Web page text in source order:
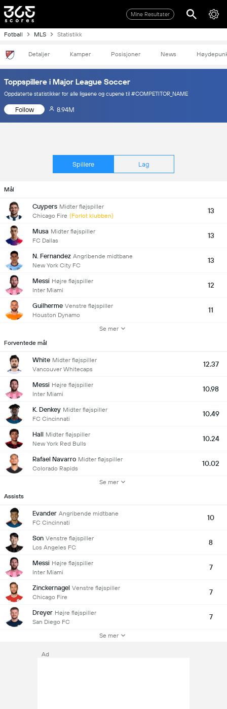
Mine Resultater
Fotball MLS Statistikk
Detaljer Kamper Posisjoner News
Toppspillere i Major League Soccer
Oppdaterte statistikker for alle ligaene og cupene til #COMPETITOR_NAME
Follow 8.94M
Spillere Lag
Mål
Cuypers Midter fløjspiller
Chicago Fire (Forlot klubben)
13
Musa Midter fløjspiller
FC Dallas
13
N. Fernandez Angribende midtbane
New York City FC
13
Messi Højre fløjspiller
Inter Miami
12
Guilherme Venstre fløjspiller
Houston Dynamo
11
Se mer
Forventede mål
White Midter fløjspiller
Vancouver Whitecaps
12.37
Messi Højre fløjspiller
Inter Miami
10.98
K. Denkey Midter fløjspiller
FC Cincinnati
10.49
Hall Midter fløjspiller
New York Red Bulls
10.24
Rafael Navarro Midter fløjspiller
Colorado Rapids
10.02
Se mer
Assists
Evander Angribende midtbane
FC Cincinnati
10
Son Venstre fløjspiller
Los Angeles FC
8
Messi Højre fløjspiller
Inter Miami
7
Zinckernagel Venstre fløjspiller
Chicago Fire
7
Dreyer Højre fløjspiller
San Diego FC
7
Se mer
Ad